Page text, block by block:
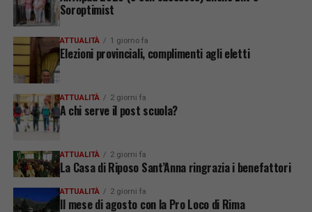
Soroptimist
ATTUALITÀ 1 giorno fa
Elezioni provinciali, complimenti agli eletti
ATTUALITÀ 2 giorni fa
A chi serve il post scuola?
ATTUALITÀ 2 giorni fa
La Casa di Riposo Sant’Anna ringrazia i benefattori
ATTUALITÀ 2 giorni fa
Il mese di agosto con la Pro Loco di Rima